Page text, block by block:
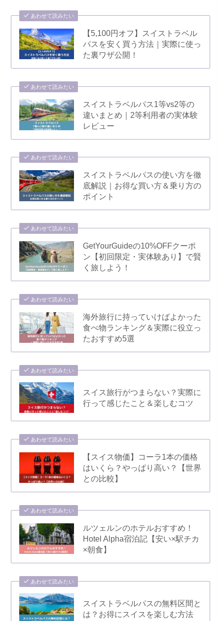
あわせて読みたい
【5,100円オフ】スイストラベル
パスを安く買う方法｜実際に使っ
た裏ワザ公開！
あわせて読みたい
スイストラベルパス1等vs2等の
違いまとめ｜2等利用者の実体験
レビュー
あわせて読みたい
スイストラベルパスの使い方を徹
底解説｜お得な買い方＆乗り方の
ポイント
あわせて読みたい
GetYourGuideの10%OFFクーポ
ン【初回限定・実体験あり】で賢
く旅しよう！
あわせて読みたい
海外旅行に持っていけばよかった
食べ物ランキング＆実際に役立っ
たおすすめ5選
あわせて読みたい
スイス旅行がつまらない？実際に
行って感じたこと＆楽しむコツ
あわせて読みたい
【スイス物価】コーラ1本の価格
はいくら？やっぱり高い？【世界
との比較】
あわせて読みたい
ルツェルンのホテルおすすめ！
Hotel Alpha宿泊記【安い×駅チカ
×朝食】
あわせて読みたい
スイストラベルパスの無料区間と
は？お得にスイスを楽しむ方法